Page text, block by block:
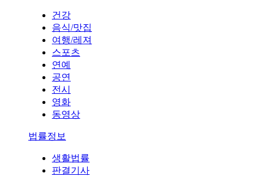
건강
음식/맛집
여행/레져
스포츠
연예
공연
전시
영화
동영상
법률정보
생활법률
판결기사